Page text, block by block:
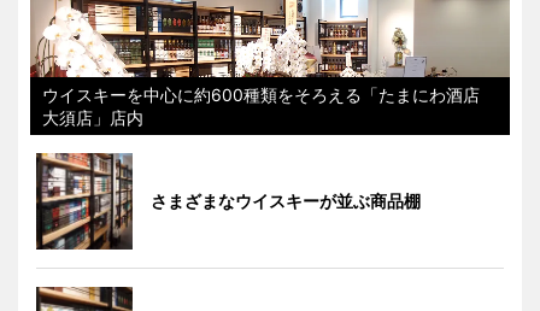
ウイスキーを中心に約600種類をそろえる「たまにわ酒店
大須店」店内
さまざまなウイスキーが並ぶ商品棚